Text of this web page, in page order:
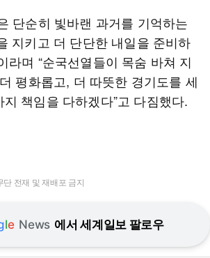
단순히 빛바랜 과거를 기억하는
지키고 더 단단한 내일을 준비하
라며 “순국선열들이 목숨 바쳐 지
평화롭고, 더 따뜻한 경기도를 세
책임을 다하겠다”고 다짐했다.
전재 및 재배포 금지
le News 에서 세계일보 팔로우